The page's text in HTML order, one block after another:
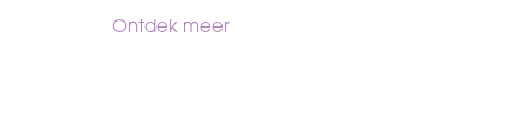
Ontdek meer